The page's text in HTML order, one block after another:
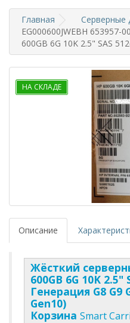
Главная
Серверные
EG000600JWEBH 653957-
600GB 6G 10K 2.5" SAS
НА СКЛАДЕ
Описание
Жёсткий
600GB 6G 10K 2.5"
Генерация G8 G9
Gen10)
Корзина Smart